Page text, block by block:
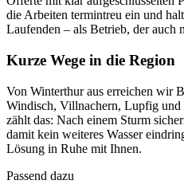
die Arbeiten termintreu ein und
Laufenden – als Betrieb, der auch
Kurze Wege in die Region
Von Winterthur aus erreichen wir
Windisch, Villnachern, Lupfig
zählt das: Nach einem Sturm
damit kein weiteres Wasser
Lösung in Ruhe mit Ihnen.
Passend dazu